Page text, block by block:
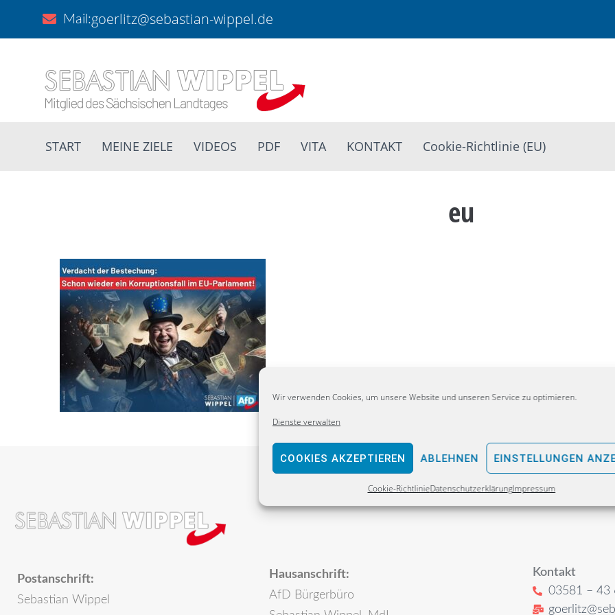
Wir verwenden Cookies, um unsere Website und unseren Service zu optimieren.
Dienste verwalten
COOKIES AKZEPTIEREN ABLEHNEN EINSTELLUNGEN
Cookie-RichtlinieDatenschutzerklärungImpressum
Mail:goerlitz@sebastian-wippel.de
START MEINE ZIELE VIDEOS PDF VITA KONTAKT Cookie-Richtlinie (EU)
eu
Postanschrift:
Sebastian Wippel
Hausanschrift:
AfD Bürgerbüro
Kontakt
03581 – 43